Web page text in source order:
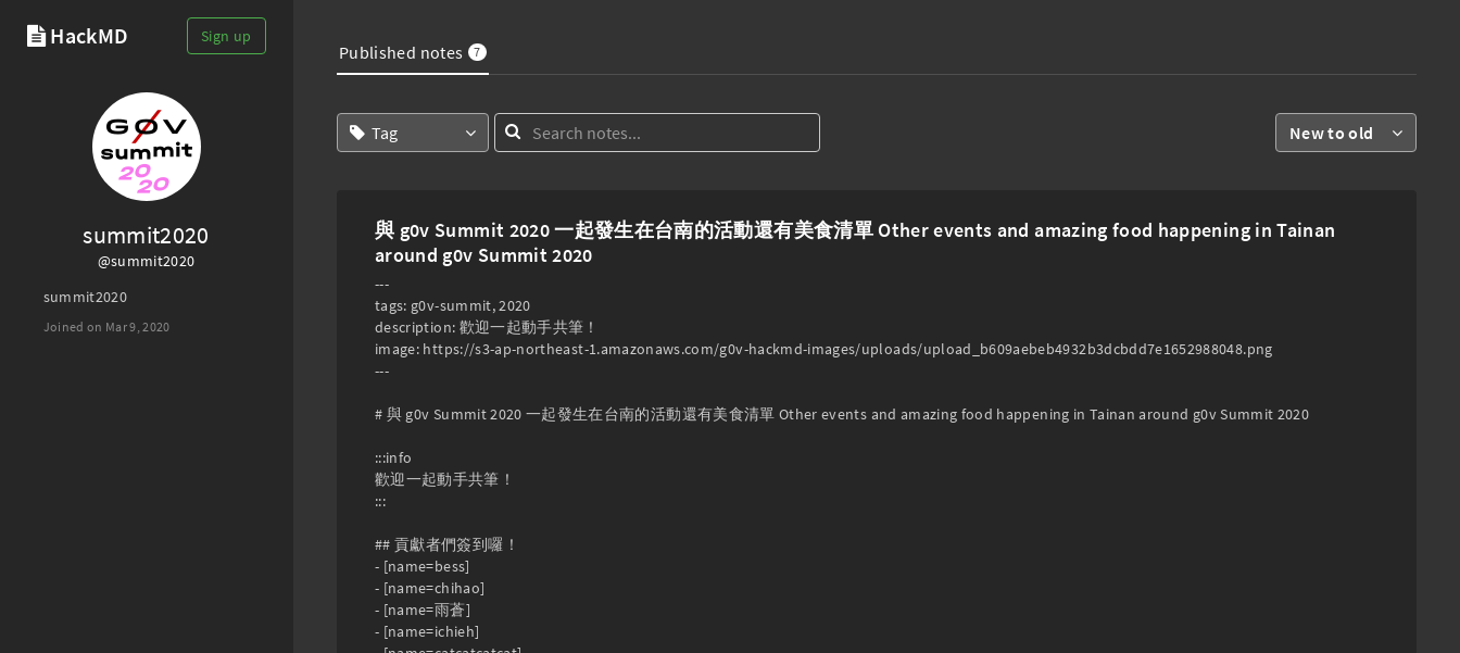
HackMD Sign up
summit2020
@summit2020
summit2020
Joined on Mar 9, 2020
Published notes 7
Tag New to old
與 g0v Summit 2020 一起發生在台南的活動還有美食清單 Other events and amazing food happening in Tainan
around g0v Summit 2020
---
tags: g0v-summit, 2020
description: 歡迎一起動手共筆！
image: https://s3-ap-northeast-1.amazonaws.com/g0v-hackmd-images/uploads/upload_b609aebeb4932b3dcbdd7e1652988048.png
---
# 與 g0v Summit 2020 一起發生在台南的活動還有美食清單 Other events and amazing food happening in Tainan around g0v Summit 2020
:::info
歡迎一起動手共筆！
:::
## 貢獻者們簽到囉！
- [name=bess]
- [name=chihao]
- [name=雨蒼]
- [name=ichieh]